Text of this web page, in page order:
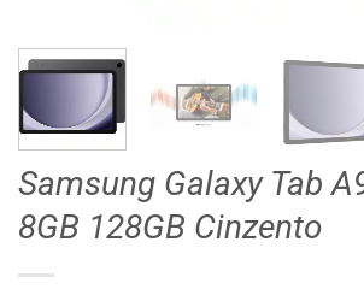
Samsung Galaxy Tab
8GB 128GB Cinzento